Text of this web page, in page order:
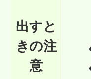
出すと
きの注
意